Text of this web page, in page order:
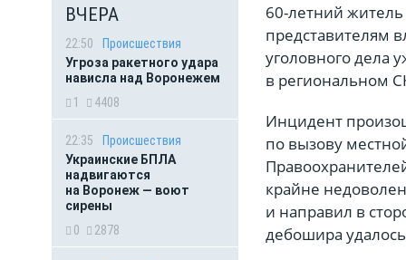
ВЧЕРА
22:50
Происшествия
Угроза ракетного удара
нависла над Воронежем
1
4408
22:35
Происшествия
Украинские БПЛА
надвигаются
на Воронеж — воют
сирены
0
2878
60-летний житель
представителям
уголовного дела
в региональном
Инцидент
по вызову
крайне
и направил в
дебошира